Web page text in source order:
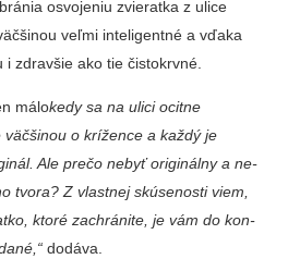
osvojeniu zvieratka z ulice
veľmi inteligentné a vďa­ka
zdravšie ako tie čistokrvné.
málokedy sa na ulici ocitne
o krížence a každý je
Ale prečo nebyť originálny a ne­
tvora? Z vlastnej skúsenosti viem,
ktoré zachránite, je vám do kon­
dodáva.